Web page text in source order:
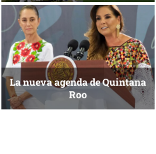
Reconocimiento de viajeros